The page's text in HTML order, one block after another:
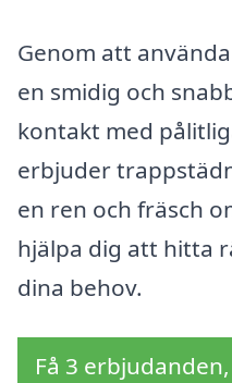
Genom att
en smidig och
kontakt med
erbjuder
en ren och fräsch
hjälpa dig att hitta
dina behov.
Få 3